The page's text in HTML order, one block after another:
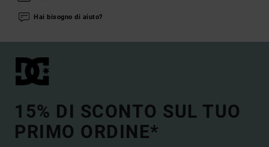
Hai bisogno di aiuto?
15% DI SCONTO SUL TUO
PRIMO ORDINE*